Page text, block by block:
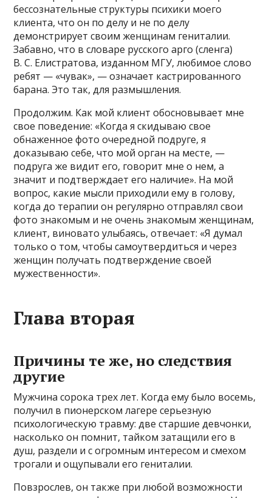
бессознательные структуры психики моего
клиента, что он по делу и не по делу
демонстрирует своим женщинам гениталии.
Забавно, что в словаре русского арго (сленга)
В. С. Елистратова, изданном МГУ, любимое слово
ребят — «чувак», — означает кастрированного
барана. Это так, для размышления.
Продолжим. Как мой клиент обосновывает мне
свое поведение: «Когда я скидываю свое
обнаженное фото очередной подруге, я
доказываю себе, что мой орган на месте, —
подруга же видит его, говорит мне о нем, а
значит и подтверждает его наличие». На мой
вопрос, какие мысли приходили ему в голову,
когда до терапии он регулярно отправлял свои
фото знакомым и не очень знакомым женщинам,
клиент, виновато улыбаясь, отвечает: «Я думал
только о том, чтобы самоутвердиться и через
женщин получать подтверждение своей
мужественности».
Глава вторая
Причины те же, но следствия
другие
Мужчина сорока трех лет. Когда ему было восемь,
получил в пионерском лагере серьезную
психологическую травму: две старшие девчонки,
насколько он помнит, тайком затащили его в
душ, раздели и с огромным интересом и смехом
трогали и ощупывали его гениталии.
Повзрослев, он также при любой возможности